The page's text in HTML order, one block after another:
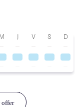
M J V S D
offer